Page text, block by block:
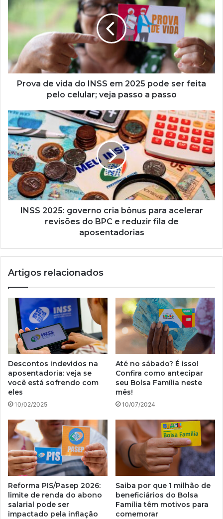
vida
do INSS
2025
pode
ser
feita
pelo
passo a
passo
Prova de vida do INSS em 2025 pode ser feita
pelo celular; veja passo a passo
INSS
2025:
governo
cria
bônus
para
acelerar
revisões
do
aposentadorias
INSS 2025: governo cria bônus para acelerar
revisões do BPC e reduzir fila de
aposentadorias
Artigos relacionados
Descontos indevidos na
aposentadoria: veja se
você está sofrendo com
eles
10/02/2025
Até no sábado? É isso!
Confira como antecipar
seu Bolsa Família neste
mês!
10/07/2024
Reforma PIS/Pasep 2026:
limite de renda do abono
salarial pode ser
impactado pela inflação
Saiba por que 1 milhão de
beneficiários do Bolsa
Família têm motivos para
comemorar